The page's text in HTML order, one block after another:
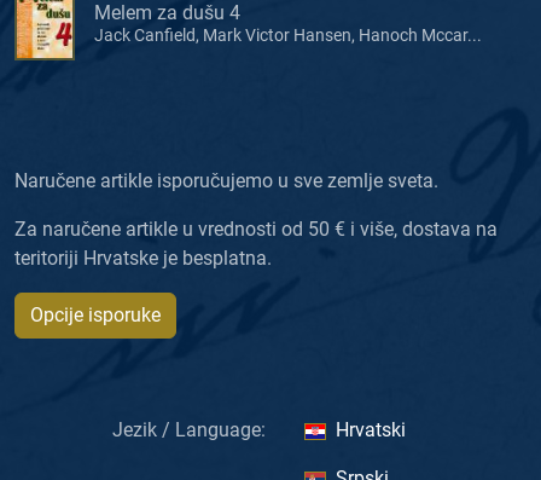
Melem za dušu 4
Jack Canfield, Mark Victor Hansen, Hanoch Mccar...
Naručene artikle isporučujemo u sve zemlje sveta.
Za naručene artikle u vrednosti od 50 € i više, dostava na
teritoriji Hrvatske je besplatna.
Opcije isporuke
Jezik / Language: Hrvatski